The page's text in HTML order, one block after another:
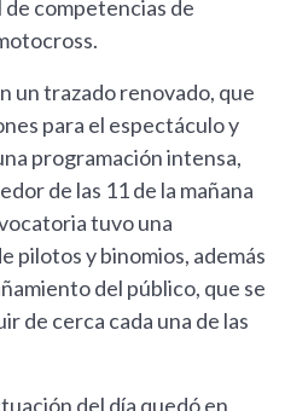
competencias de
un trazado renovado, que
para el espectáculo y
programación intensa,
de las 11 de la mañana
tuvo una
pilotos y binomios, además
del público, que se
de cerca cada una de las
del día quedó en